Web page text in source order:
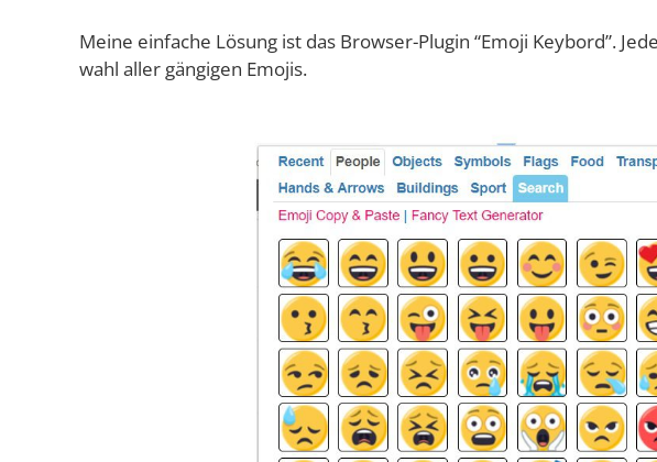
Mei­ne ein­fa­che Lösung ist das Brow­ser-Plug­in “Emo­ji Key­bord”.
wahl aller gän­gi­gen Emojis.